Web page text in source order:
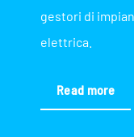
gestori di
elettrica.
Read more